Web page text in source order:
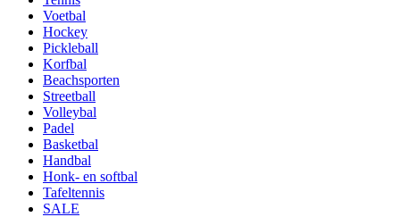
Voetbal
Hockey
Pickleball
Korfbal
Beachsporten
Streetball
Volleybal
Padel
Basketbal
Handbal
Honk- en softbal
Tafeltennis
SALE